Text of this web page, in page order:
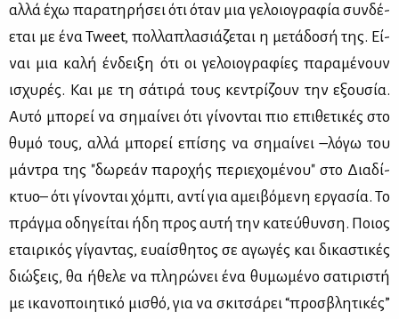
αλ­λά έχω πα­ρα­τη­ρή­σει ότι όταν μια γε­λοιο­γρα­φία συν­δέ­
ε­ται με ένα Tweet, πολ­λα­πλα­σιά­ζε­ται η με­τά­δο­σή της. Εί­
ναι μια κα­λή έν­δει­ξη ότι οι γε­λοιο­γρα­φί­ες πα­ρα­μέ­νουν
ισχυ­ρές. Και με τη σά­τι­ρά τους κε­ντρί­ζουν την εξου­σία.
Αυ­τό μπο­ρεί να ση­μαί­νει ότι γί­νο­νται πιο επι­θε­τι­κές στο
θυ­μό τους, αλ­λά μπο­ρεί επί­σης να ση­μαί­νει –λό­γω του
μά­ντρα της "δω­ρε­άν πα­ρο­χής πε­ριε­χο­μέ­νου" στο Δια­δί­
κτυο– ότι γί­νο­νται χό­μπι, αντί για αμει­βό­με­νη ερ­γα­σία. Το
πράγ­μα οδη­γεί­ται ήδη προς αυ­τή την κα­τεύ­θυν­ση. Ποιος
εται­ρι­κός γί­γα­ντας, ευαί­σθη­τος σε αγω­γές και δι­κα­στι­κές
διώ­ξεις, θα ήθε­λε να πλη­ρώ­νει ένα θυ­μω­μέ­νο σα­τι­ρι­στή
με ικα­νο­ποι­η­τι­κό μι­σθό, για να σκι­τσά­ρει “προ­σβλη­τι­κές”